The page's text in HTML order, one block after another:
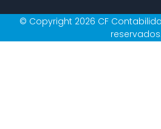
© Copyright 2026 CF
reservados.